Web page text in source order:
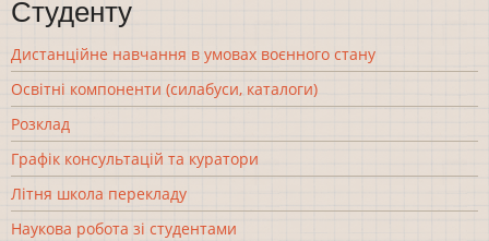
Студенту
Дистанційне навчання в умовах воєнного стану
Освітні компоненти (силабуси, каталоги)
Розклад
Графік консультацій та куратори
Літня школа перекладу
Наукова робота зі студентами